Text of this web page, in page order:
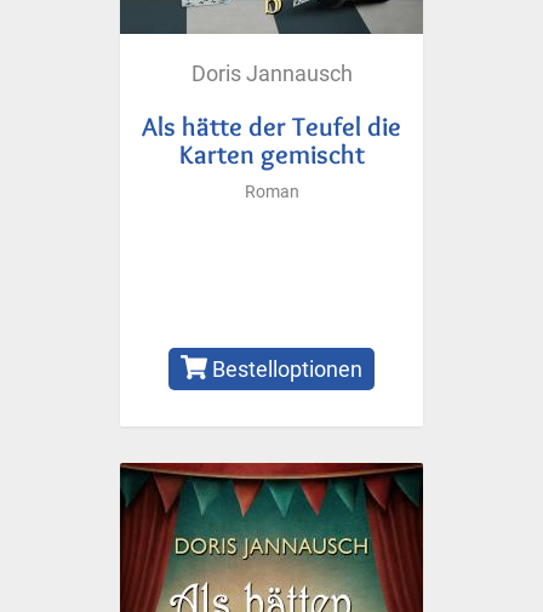
Doris Jannausch
Als hätte der Teufel die
Karten gemischt
Roman
Bestelloptionen